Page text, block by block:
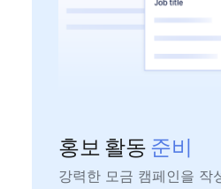
홍보 활동 준비
강력한 모금 캠페인을 작